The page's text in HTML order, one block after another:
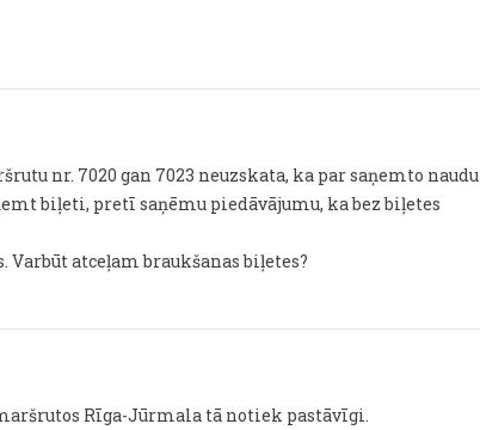
nr. 7020 gan 7023 neuzskata, ka par saņemto naudu
biļeti, pretī saņēmu piedāvājumu, ka bez biļetes
atceļam braukšanas biļetes?
Rīga-Jūrmala tā notiek pastāvīgi.